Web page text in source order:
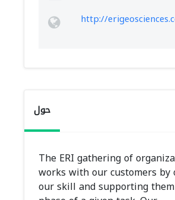
http://
حول
The ERI gathering of
works with our customers
our skill and supporting